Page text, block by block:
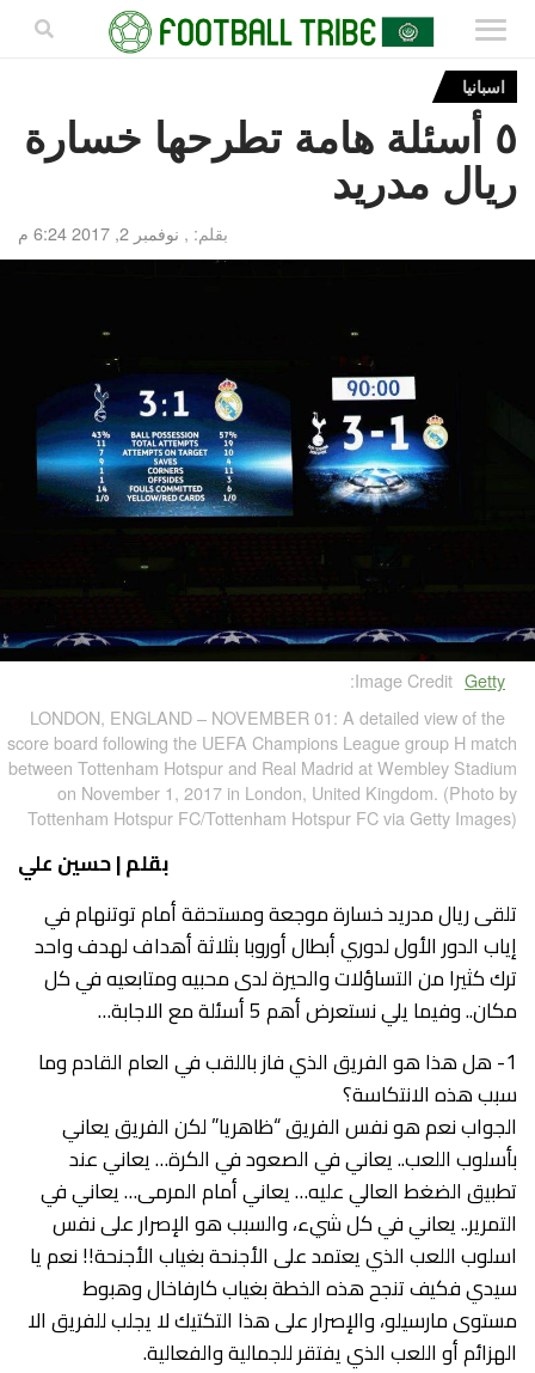
اسبانيا
٥ أسئلة هامة تطرحها خسارة
ريال مدريد
بقلم: , نوفمبر 2, 2017 6:24 م
Image Credit: Getty
LONDON, ENGLAND – NOVEMBER 01: A detailed view of the
score board following the UEFA Champions League group H match
between Tottenham Hotspur and Real Madrid at Wembley Stadium
on November 1, 2017 in London, United Kingdom. (Photo by
Tottenham Hotspur FC/Tottenham Hotspur FC via Getty Images)
بقلم | حسين علي
تلقى ريال مدريد خسارة موجعة ومستحقة أمام توتنهام في
إياب الدور الأول لدوري أبطال أوروبا بثلاثة أهداف لهدف واحد
ترك كثيرا من التساؤلات والحيرة لدى محبيه ومتابعيه في كل
مكان.. وفيما يلي نستعرض أهم 5 أسئلة مع الاجابة…
1- هل هذا هو الفريق الذي فاز باللقب في العام القادم وما
سبب هذه الانتكاسة؟
الجواب نعم هو نفس الفريق “ظاهريا” لكن الفريق يعاني
بأسلوب اللعب.. يعاني في الصعود في الكرة… يعاني عند
تطبيق الضغط العالي عليه… يعاني أمام المرمى… يعاني في
التمرير.. يعاني في كل شيء، والسبب هو الإصرار على نفس
اسلوب اللعب الذي يعتمد على الأجنحة بغياب الأجنحة!! نعم يا
سيدي فكيف تنجح هذه الخطة بغياب كارفاخال وهبوط
مستوى مارسيلو، والإصرار على هذا التكتيك لا يجلب للفريق الا
الهزائم أو اللعب الذي يفتقر للجمالية والفعالية.